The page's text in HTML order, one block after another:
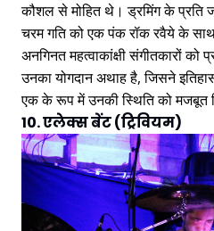
कौशल से मोहित थे। ड्रमिंग के प्रति
चरम गति को एक पंक रॉक रवैये के
अनगिनत महत्वाकांक्षी संगीतकारों को
उनका योगदान अथाह है, जिसने
एक के रूप में उनकी स्थिति को मजबूत
10. एलेक्स बेंट (ट्रिवियम)